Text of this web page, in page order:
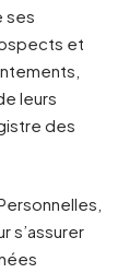
ses
et
leurs
des
s’assurer